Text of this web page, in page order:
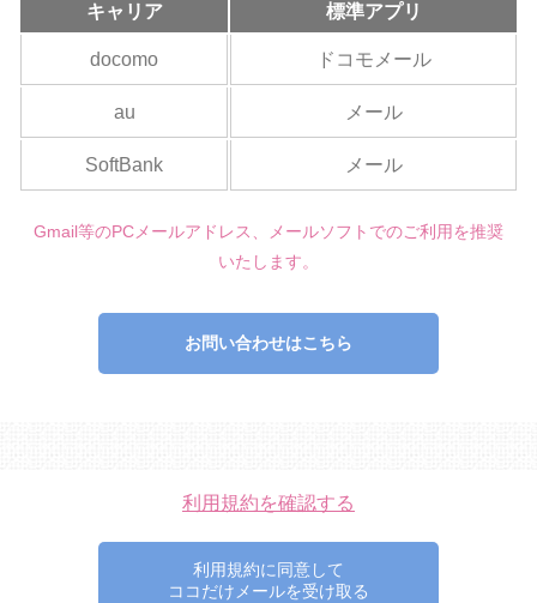
キャリア 標準アプリ
docomo ドコモメール
au メール
SoftBank メール
Gmail等のPCメールアドレス、メールソフトでのご利用を推奨
いたします。
お問い合わせはこちら
利用規約を確認する
利用規約に同意して
ココだけメールを受け取る